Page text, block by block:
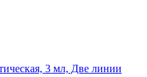
3 мл, Две линии